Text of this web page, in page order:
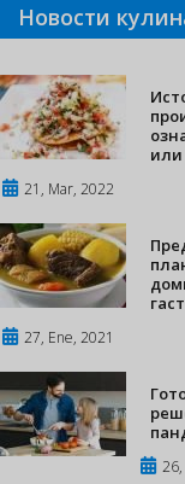
Новости
21, Mar, 2022
27, Ene, 2021